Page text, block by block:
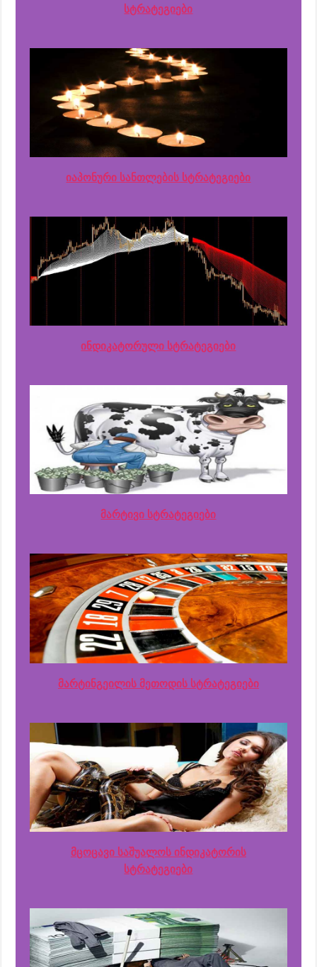
სტრატეგიები
იაპონური სანთლების სტრატეგიები
ინდიკატორული სტრატეგიები
მარტივი სტრატეგიები
მარტინგეილის მეთოდის სტრატეგიები
მცოცავი საშუალოს ინდიკატორის
სტრატეგიები